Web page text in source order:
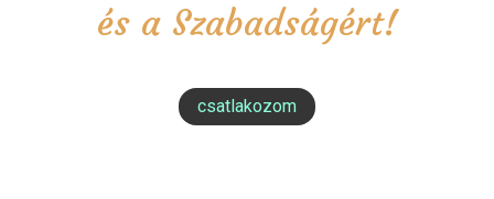
és a Szabadságért!
csatlakozom